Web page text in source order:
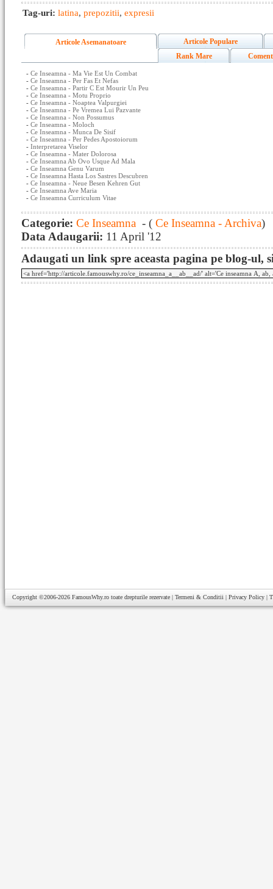
Tag-uri: latina, prepozitii, expresii
Articole Asemanatoare
Articole Populare
Rank Mare
- Ce Inseamna - Ma Vie Est Un Combat
- Ce Inseamna - Per Fas Et Nefas
- Ce Inseamna - Partir C Est Mourir Un Peu
- Ce Inseamna - Motu Proprio
- Ce Inseamna - Noaptea Valpurgiei
- Ce Inseamna - Pe Vremea Lui Pazvante
- Ce Inseamna - Non Possumus
- Ce Inseamna - Moloch
- Ce Inseamna - Munca De Sisif
- Ce Inseamna - Per Pedes Apostoiorum
- Interpretarea Viselor
- Ce Inseamna - Mater Dolorosa
- Ce Inseamna Ab Ovo Usque Ad Mala
- Ce Inseamna Genu Varum
- Ce Inseamna Hasta Los Sastres Descubren
- Ce Inseamna - Neue Besen Kehren Gut
- Ce Inseamna Ave Maria
- Ce Inseamna Curriculum Vitae
Categorie: Ce Inseamna - ( Ce Inseamna - Archiva)
Data Adaugarii: 11 April '12
Adaugati un link spre aceasta pagina pe blog-ul,
Copyright ©2006-2026 FamousWhy.ro toate drepturile rezervate | Termeni & Conditii | Privacy Policy |